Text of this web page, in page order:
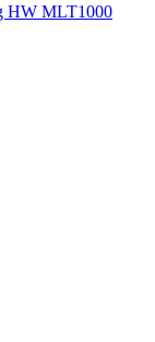
HW MLT1000